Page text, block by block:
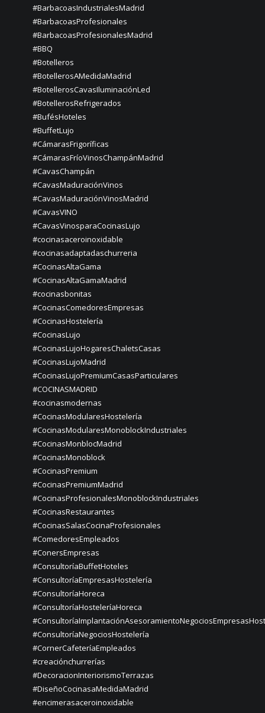
#BarbacoasIndustrialesMadrid
#BarbacoasProfesionales
#BarbacoasProfesionalesMadrid
#BBQ
#Botelleros
#BotellerosAMedidaMadrid
#BotellerosCavasIluminaciónLed
#BotellerosRefrigerados
#BufésHoteles
#BuffetLujo
#CámarasFrigoríficas
#CámarasFríoVinosChampánMadrid
#CavasChampán
#CavasMaduraciónVinos
#CavasMaduraciónVinosMadrid
#CavasVINO
#CavasVinosparaCocinasLujo
#cocinasaceroinoxidable
#cocinasadaptadaschurreria
#CocinasAltaGama
#CocinasAltaGamaMadrid
#cocinasbonitas
#CocinasComedoresEmpresas
#CocinasHostelería
#CocinasLujo
#CocinasLujoHogaresChaletsCasas
#CocinasLujoMadrid
#CocinasLujoPremiumCasasParticulares
#COCINASMADRID
#cocinasmodernas
#CocinasModularesHostelería
#CocinasModularesMonoblockIndustriales
#CocinasMonblocMadrid
#CocinasMonoblock
#CocinasPremium
#CocinasPremiumMadrid
#CocinasProfesionalesMonoblockIndustriales
#CocinasRestaurantes
#CocinasSalasCocinaProfesionales
#ComedoresEmpleados
#ConersEmpresas
#ConsultoríaBuffetHoteles
#ConsultoríaEmpresasHostelería
#ConsultoríaHoreca
#ConsultoríaHosteleríaHoreca
#ConsultoríaNegociosHostelería
#CornerCafeteríaEmpleados
#creaciónchurrerías
#DecoracionInteriorismoTerrazas
#DiseñoCocinasaMedidaMadrid
#encimerasaceroinoxidable